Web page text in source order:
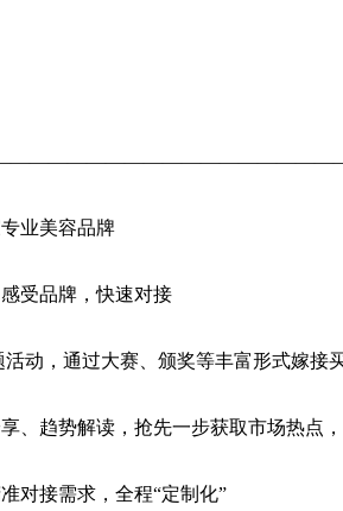
业美容品牌
受品牌，快速对接
活动，通过大赛、颁奖等丰富形式嫁接
、趋势解读，抢先一步获取市场热点
对接需求，全程“定制化”